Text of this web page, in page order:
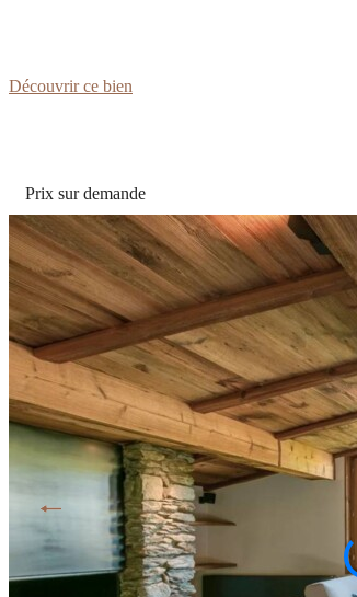
Découvrir ce bien
Prix sur demande